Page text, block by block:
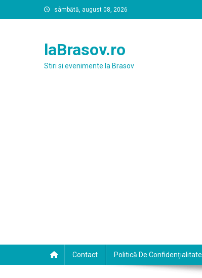
to
sâmbătă, august 08, 2026
laBrasov.ro
Stiri si evenimente la Brasov
Contact Politică De Confidențialitate